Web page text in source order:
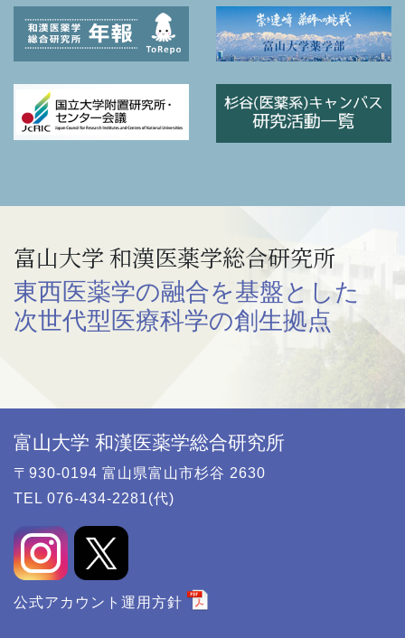
富山大学 和漢医薬学総合研究所
東西医薬学の融合を基盤とした
次世代型医療科学の創生拠点
富山大学 和漢医薬学総合研究所
〒930-0194 富山県富山市杉谷 2630
TEL 076-434-2281(代)
公式アカウント運用方針